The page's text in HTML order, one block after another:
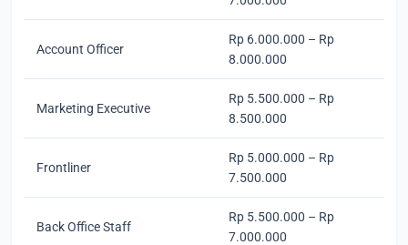
Account Officer
Rp 6.000.000 – Rp
8.000.000
Marketing Executive
Rp 5.500.000 – Rp
8.500.000
Frontliner
Rp 5.000.000 – Rp
7.500.000
Back Office Staff
Rp 5.500.000 – Rp
7.000.000